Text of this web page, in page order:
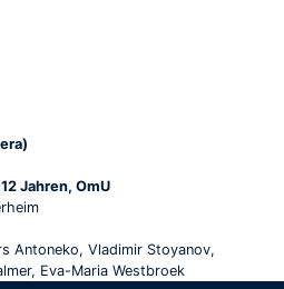
Jahren, OmU
Antoneko, Vladimir Stoyanov,
Eva-Maria Westbroek